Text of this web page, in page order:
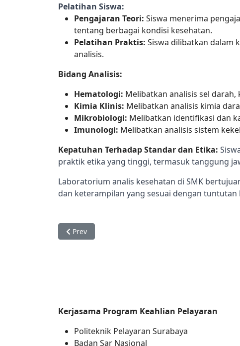
Pelatihan Siswa:
Pengajaran Teori: Siswa menerima
tentang berbagai kondisi kesehatan.
Pelatihan Praktis: Siswa dilibatkan dalam
analisis.
Bidang Analisis:
Hematologi: Melibatkan analisis sel
Kimia Klinis: Melibatkan analisis kimia
Mikrobiologi: Melibatkan identifikasi dan
Imunologi: Melibatkan analisis sistem
Kepatuhan Terhadap Standar dan Etika:
praktik etika yang tinggi, termasuk tanggung
Laboratorium analis kesehatan di SMK
dan keterampilan yang sesuai dengan
Previous article: Laboratorium Keperawatan
Prev
Kerjasama Program Keahlian Pelayaran
Politeknik Pelayaran Surabaya
Badan Sar Nasional